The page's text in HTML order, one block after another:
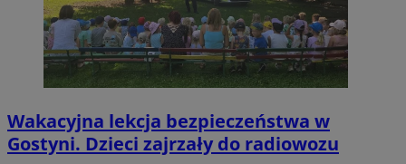
Wakacyjna lekcja bezpieczeństwa w
Gostyni. Dzieci zajrzały do radiowozu